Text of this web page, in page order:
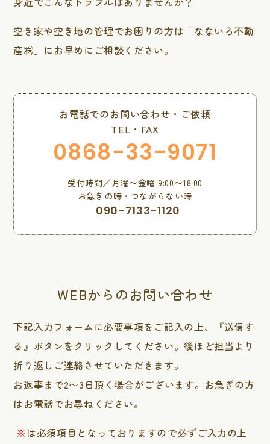
空き家や空き地の管理でお困りの方は「なないろ不動
産㈱」にお早めにご相談ください。
お電話でのお問い合わせ・ご依頼
TEL・FAX
0868-33-9071
受付時間／月曜〜金曜 9:00〜18:00
お急ぎの時・つながらない時
090-7133-1120
WEBからのお問い合わせ
下記入力フォームに必要事項をご記入の上、『送信す
る』ボタンをクリックしてください。後ほど担当より
折り返しご連絡させていただきます。
お返事まで2〜3日頂く場合がございます。お急ぎの方
はお電話でお尋ねください。
※ は必須項目となっておりますので必ずご入力の上